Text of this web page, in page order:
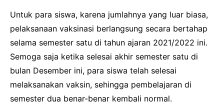
Untuk para siswa, karena jumlahnya yang luar biasa,
pelaksanaan vaksinasi berlangsung secara bertahap
selama semester satu di tahun ajaran 2021/2022 ini.
Semoga saja ketika selesai akhir semester satu di
bulan Desember ini, para siswa telah selesai
melaksanakan vaksin, sehingga pembelajaran di
semester dua benar-benar kembali normal.